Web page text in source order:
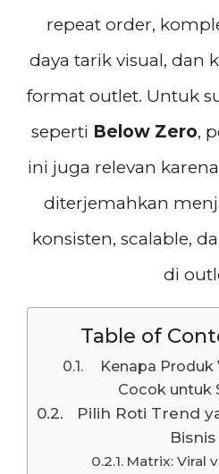
repeat order,
daya tarik visual, dan
format outlet. Untuk
seperti Below Zero,
ini juga relevan
diterjemahkan
konsisten, scalable,
di
Table of
Kenapa Produk
Cocok untuk
Pilih Roti Trend
Bisnis
Matrix: Viral